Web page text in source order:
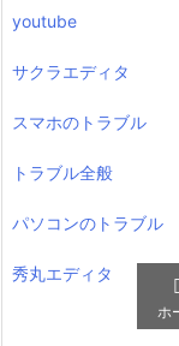
youtube
サクラエディタ
スマホのトラブル
トラブル全般
パソコンのトラブル
秀丸エディタ
ホ